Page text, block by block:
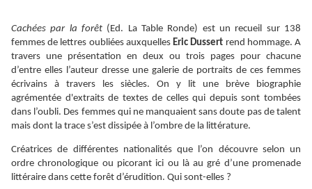
Cachées par la forêt (Ed. La Table Ronde) est un recueil sur 138
femmes de lettres oubliées auxquellesEric Dussert rend hommage. A
travers une présentation en deux ou trois pages pour chacune
d’entre elles l’auteur dresse une galerie de portraits de ces femmes
écrivains à travers les siècles. On y lit une brève biographie
agrémentée d'extraits de textes de celles qui depuis sont tombées
dans l’oubli. Des femmes qui ne manquaient sans doute pas de talent
mais dont la trace s’est dissipée à l’ombre de la littérature.
Créatrices de différentes nationalités que l’on découvre selon un
ordre chronologique ou picorant ici ou là au gré d’une promenade
littéraire dans cette forêt d’érudition. Qui sont-elles ?